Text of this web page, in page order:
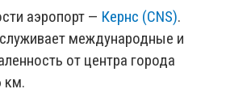
аэропорт — Кернс (CNS).
международные и
от центра города
км.